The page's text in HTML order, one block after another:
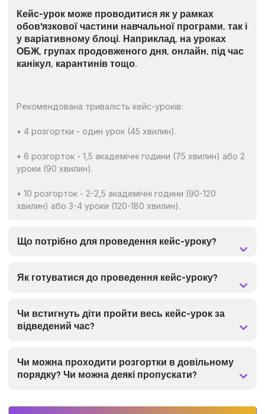
Кейс-урок може проводитися як у рамках
обов'язкової частини навчальної програми, так і
у варіативному блоці. Наприклад, на уроках
ОБЖ, групах продовженого дня, онлайн, під час
канікул, карантинів тощо.
Рекомендована тривалість кейс-уроків:
• 4 розгортки - один урок (45 хвилин).
• 6 розгорток - 1,5 академічні години (75 хвилин) або 2
уроки (90 хвилин).
• 10 розгорток - 2-2,5 академічні години (90-120
хвилин) або 3-4 уроки (120-180 хвилин).
Що потрібно для проведення кейс-уроку?
Як готуватися до проведення кейс-уроку?
Чи встигнуть діти пройти весь кейс-урок за
відведений час?
Чи можна проходити розгортки в довільному
порядку? Чи можна деякі пропускати?